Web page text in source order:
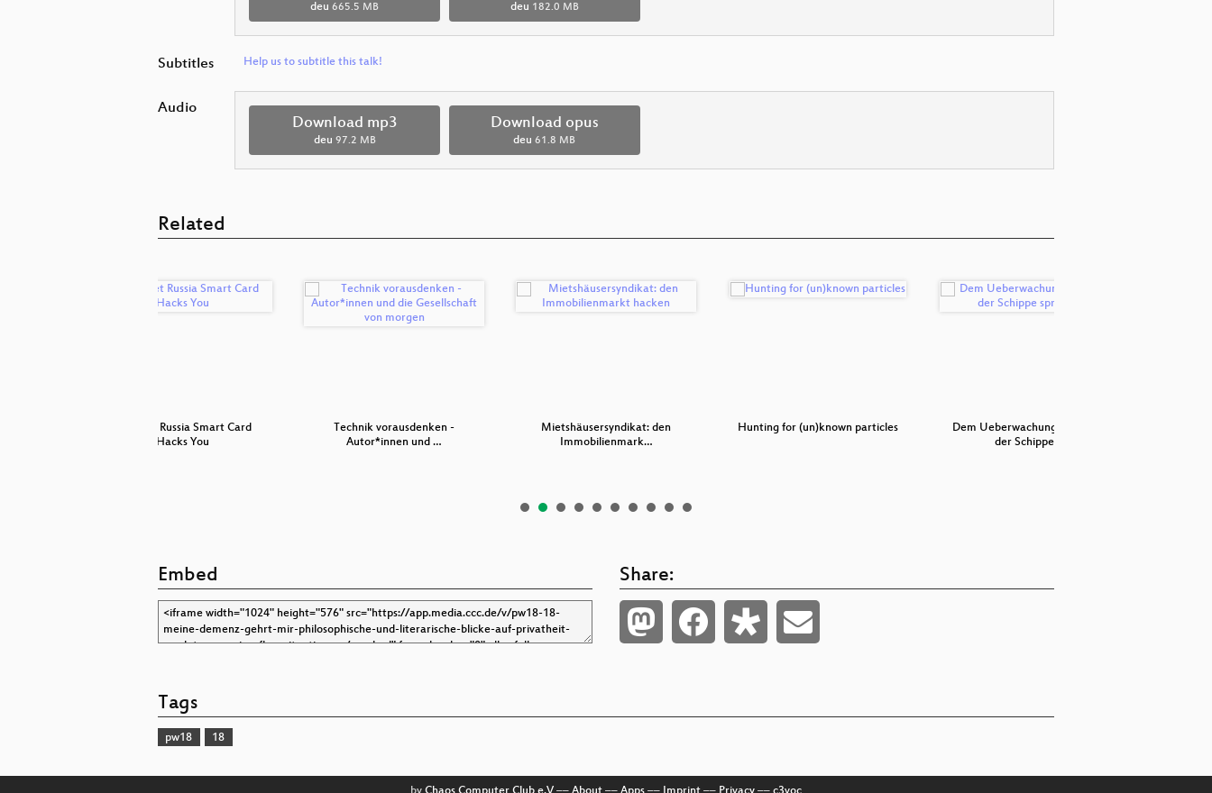
deu 665.5 MB deu 182.0 MB
Subtitles Help us to subtitle this talk!
Audio
Download mp3
deu 97.2 MB
Download opus
deu 61.8 MB
Related
In Soviet Russia Smart Card
Hacks You
Technik vorausdenken -
Autor*innen und …
Mietshäusersyndikat: den
Immobilienmark…
Hunting for (un)known particles
Dem Ueberwachungsstaat von
der Schippe …
Embed Share:
Tags
pw18 18